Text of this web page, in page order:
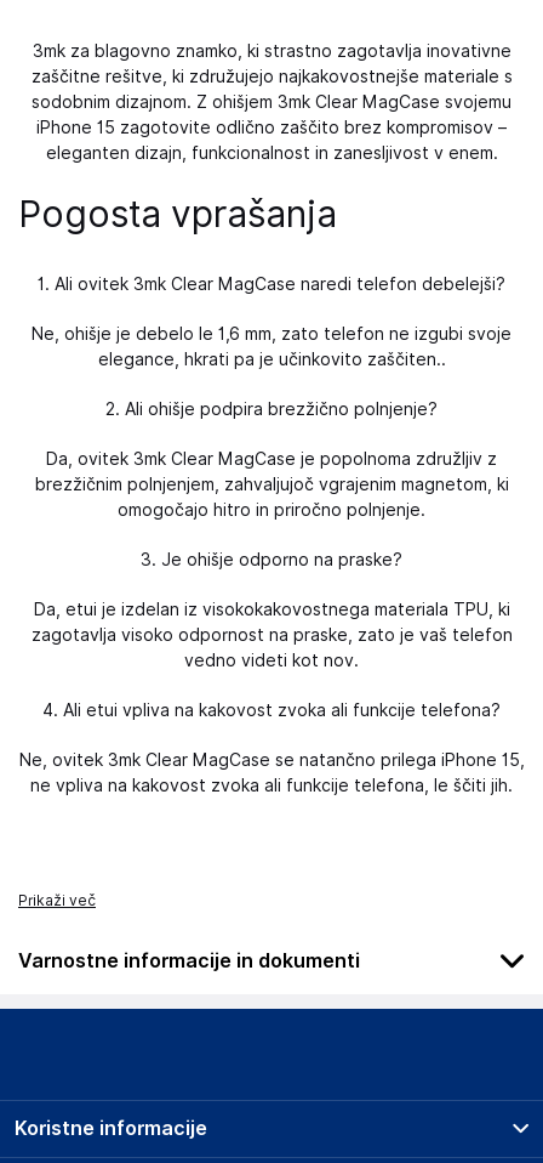
3mk za blagovno znamko, ki strastno zagotavlja inovativne
zaščitne rešitve, ki združujejo najkakovostnejše materiale s
sodobnim dizajnom. Z ohišjem 3mk Clear MagCase svojemu
iPhone 15 zagotovite odlično zaščito brez kompromisov –
eleganten dizajn, funkcionalnost in zanesljivost v enem.
Pogosta vprašanja
1. Ali ovitek 3mk Clear MagCase naredi telefon debelejši?
Ne, ohišje je debelo le 1,6 mm, zato telefon ne izgubi svoje
elegance, hkrati pa je učinkovito zaščiten..
2. Ali ohišje podpira brezžično polnjenje?
Da, ovitek 3mk Clear MagCase je popolnoma združljiv z
brezžičnim polnjenjem, zahvaljujoč vgrajenim magnetom, ki
omogočajo hitro in priročno polnjenje.
3. Je ohišje odporno na praske?
Da, etui je izdelan iz visokokakovostnega materiala TPU, ki
zagotavlja visoko odpornost na praske, zato je vaš telefon
vedno videti kot nov.
4. Ali etui vpliva na kakovost zvoka ali funkcije telefona?
Ne, ovitek 3mk Clear MagCase se natančno prilega iPhone 15,
ne vpliva na kakovost zvoka ali funkcije telefona, le ščiti jih.
Prikaži več
Varnostne informacije in dokumenti
Podatki o proizvajalcu
3mk
Koristne informacije